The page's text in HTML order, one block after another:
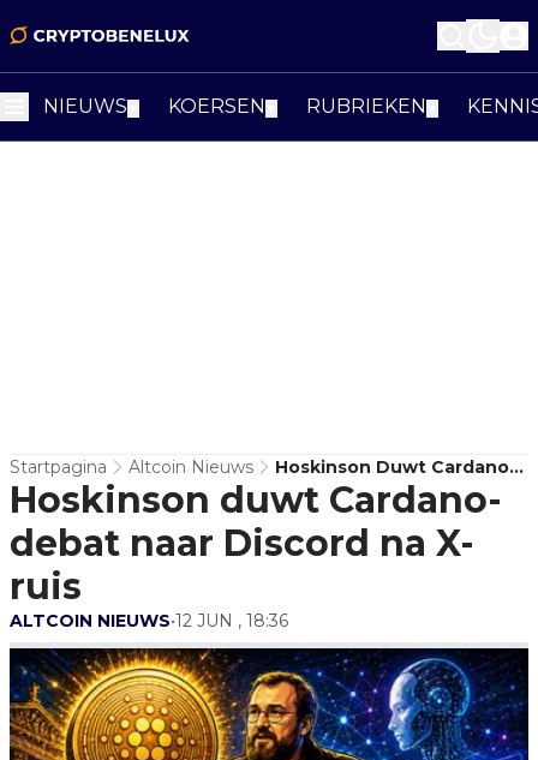
NIEUWS KOERSEN RUBRIEKEN
Startpagina Altcoin Nieuws
Hoskinson Duwt Cardano-
Debat Naar Discord Na X-
Ruis
Hoskinson duwt Cardano-
debat naar Discord na X-
ruis
ALTCOIN NIEUWS•12 JUN , 18:36